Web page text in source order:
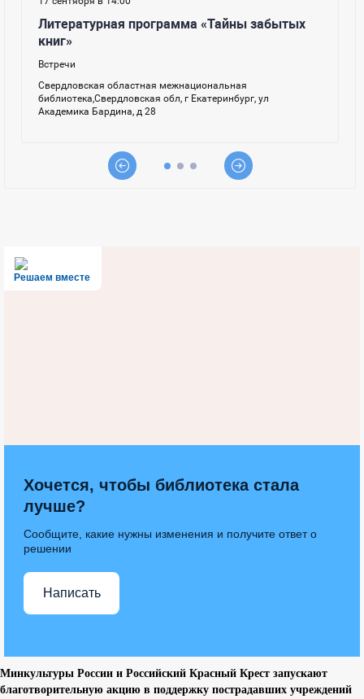
Решаем вместе
Хочется, чтобы библиотека стала
лучше?
Сообщите, какие нужны изменения и получите ответ о
решении
Написать
Минкультуры России и Российский Красный Крест запускают
благотворительную акцию в поддержку пострадавших учреждений